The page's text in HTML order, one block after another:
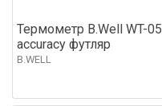
Термометр B.Well WT-05
accuracy футляр
B.WELL